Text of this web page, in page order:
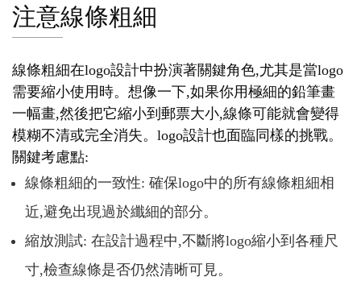
注意線條粗細
線條粗細在logo設計中扮演著關鍵角色,尤其是當logo
需要縮小使用時。想像一下,如果你用極細的鉛筆畫
一幅畫,然後把它縮小到郵票大小,線條可能就會變得
模糊不清或完全消失。logo設計也面臨同樣的挑戰。
關鍵考慮點:
線條粗細的一致性: 確保logo中的所有線條粗細相
近,避免出現過於纖細的部分。
縮放測試: 在設計過程中,不斷將logo縮小到各種尺
寸,檢查線條是否仍然清晰可見。